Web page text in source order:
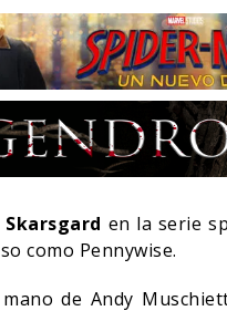
Skarsgard en la serie
como Pennywise.
de Andy